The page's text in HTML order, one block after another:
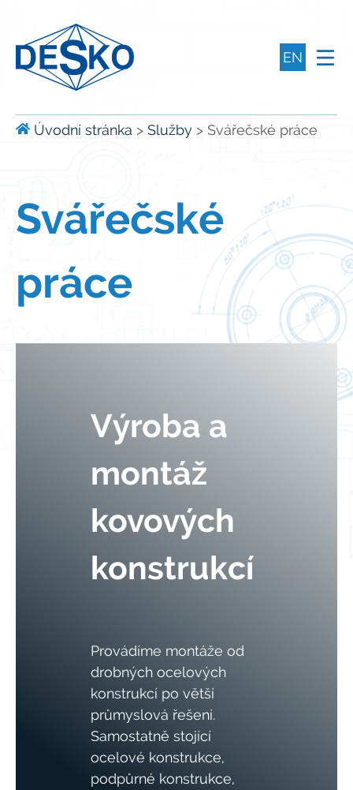
EN
Úvodní stránka > Služby > Svářečské práce
Svářečské
práce
Výroba a
montáž
kovových
konstrukcí
Provádíme montáže od
drobných ocelových
konstrukcí po větší
průmyslová řešení.
Samostatně stojící
ocelové konstrukce,
podpůrné konstrukce,